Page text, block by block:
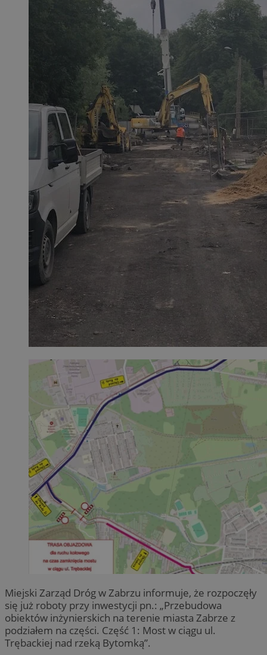
Miejski Zarząd Dróg w Zabrzu informuje, że rozpoczęły
się już roboty przy inwestycji pn.: „Przebudowa
obiektów inżynierskich na terenie miasta Zabrze z
podziałem na części. Część 1: Most w ciągu ul.
Trębackiej nad rzeką Bytomką”.